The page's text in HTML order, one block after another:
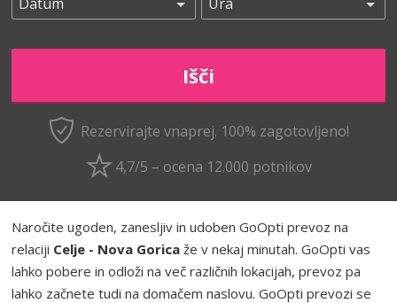
Rezervirajte vnaprej. 100% zagotovljeno!
4,7/5 – ocena 12.000 potnikov
Naročite ugoden, zanesljiv in udoben GoOpti prevoz na
relaciji Celje - Nova Gorica že v nekaj minutah. GoOpti vas
lahko pobere in odloži na več različnih lokacijah, prevoz pa
lahko začnete tudi na domačem naslovu. GoOpti prevozi se